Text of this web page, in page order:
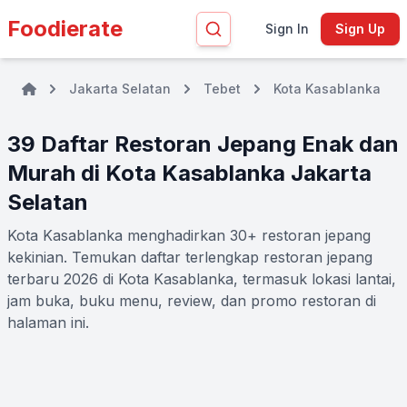
Foodierate Sign In Sign Up
Jakarta Selatan Tebet Kota Kasablanka
39 Daftar Restoran Jepang Enak dan
Murah di Kota Kasablanka Jakarta
Selatan
Kota Kasablanka menghadirkan 30+ restoran jepang
kekinian. Temukan daftar terlengkap restoran jepang
terbaru 2026 di Kota Kasablanka, termasuk lokasi lantai,
jam buka, buku menu, review, dan promo restoran di
halaman ini.